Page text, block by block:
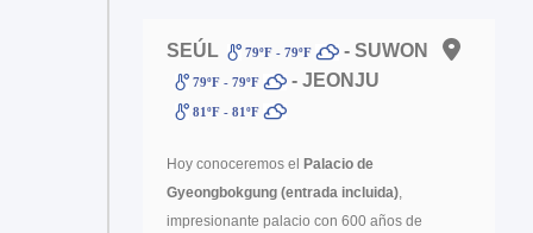
SEÚL 79ºF - 79ºF - SUWON
79ºF - 79ºF - JEONJU
81ºF - 81ºF
Hoy conoceremos el Palacio de
Gyeongbokgung (entrada incluida)
impresionante palacio con 600 años de